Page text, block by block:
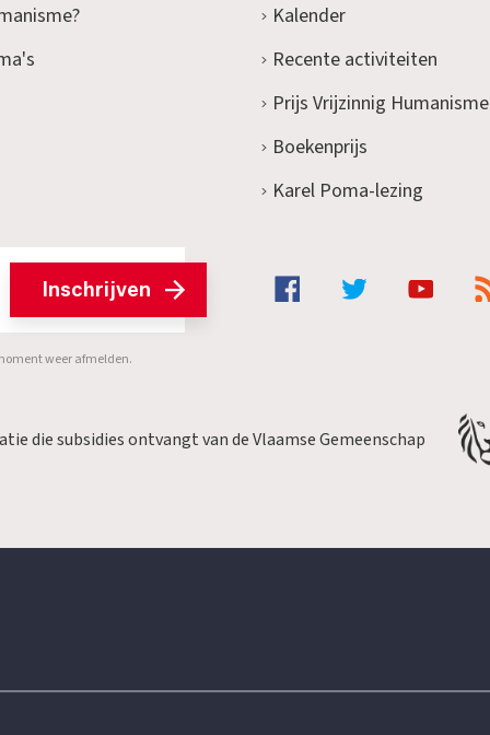
Kalender
Recente activiteiten
Prijs Vrijzinnig Humanisme
Boekenprijs
Karel Poma-lezing
Inschrijven
weer afmelden.
die subsidies ontvangt van de Vlaamse Gemeenschap